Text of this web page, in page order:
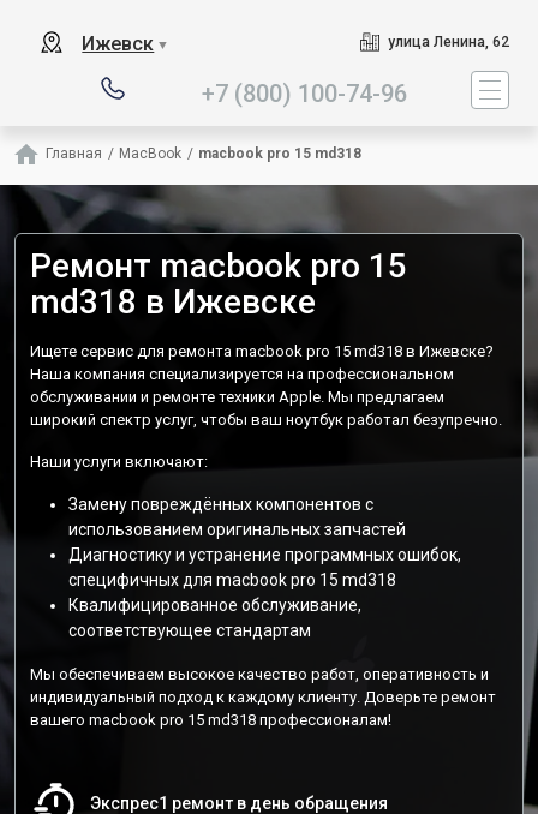
Ижевск ▼ улица Ленина, 62
+7 (800) 100-74-96
Главная / MacBook / macbook pro 15 md318
Ремонт macbook pro 15
md318 в Ижевске
Ищете сервис для ремонта macbook pro 15 md318 в Ижевске?
Наша компания специализируется на профессиональном
обслуживании и ремонте техники Apple. Мы предлагаем
широкий спектр услуг, чтобы ваш ноутбук работал безупречно.
Наши услуги включают:
Замену повреждённых компонентов с
использованием оригинальных запчастей
Диагностику и устранение программных ошибок,
специфичных для macbook pro 15 md318
Квалифицированное обслуживание,
соответствующее стандартам
Мы обеспечиваем высокое качество работ, оперативность и
индивидуальный подход к каждому клиенту. Доверьте ремонт
вашего macbook pro 15 md318 профессионалам!
Экспрес1 ремонт в день обращения